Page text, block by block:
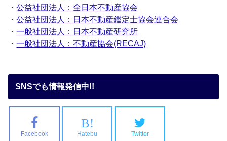
・公益社団法人：全日本不動産協会
・公益社団法人：日本不動産鑑定士協会連合会
・一般社団法人：日本不動産研究所
・一般社団法人：不動産協会(RECAJ)
SNSでも情報発信中!!
Facebook
B!
Hatebu Twitter